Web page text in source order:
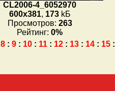
CL2006-4_6052970
600x381, 173kБ
Просмотров: 263
Рейтинг: 0%
8: 9: 10: 11: 12: 13: 14: 15: